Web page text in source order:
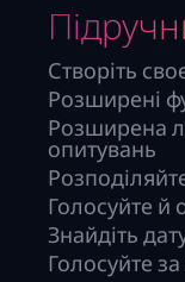
Створіть
Розширені
Розширена
опитувань
Голосуйте й
Знайдіть
Голосуйте